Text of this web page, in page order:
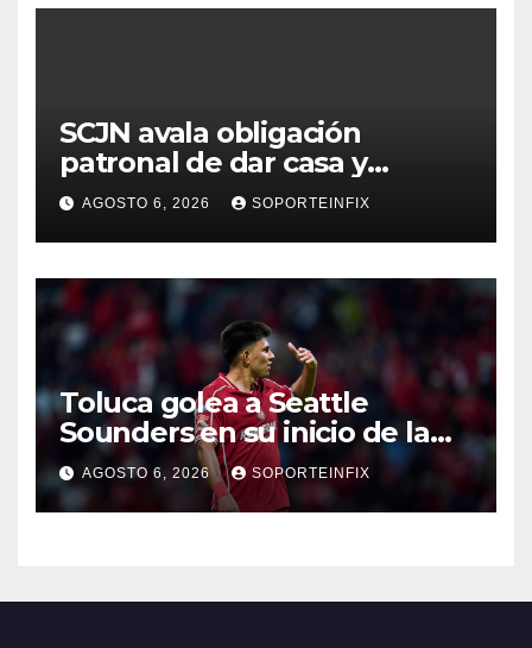
SCJN avala obligación
patronal de dar casa y
comida a jornaleros agrícolas
AGOSTO 6, 2026 SOPORTEINFIX
Toluca golea a Seattle
Sounders en su inicio de la
Leagues Cup 2026
AGOSTO 6, 2026 SOPORTEINFIX